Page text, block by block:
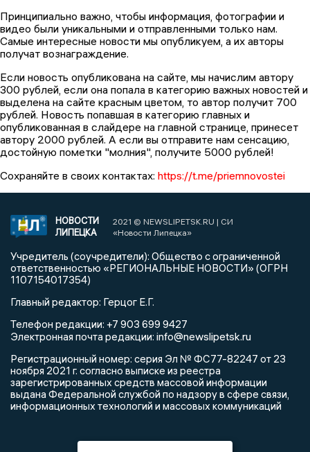
Принципиально️ важно,️ чтобы️ информация,️ фотографии️ и️
видео️ были️ уникальными️ и️ отправленными️ только️ нам.️
Самые️ интересные️ новости️ мы️ опубликуем,️ а️ их️ авторы️
получат️ вознаграждение.
️Если️ новость️ опубликована️ на️ сайте,️ мы️ начислим️ автору️
300️ рублей,️ если️ она️ попала в️ категорию️ важных️ новостей️ и️
выделена️ на️ сайте️ красным️ цветом,️ то️ автор️ получит️ 700
рублей.️ Новость️ попавшая️ в️ категорию️ главных️ и️
опубликованная️ в️ слайдере️ на️ главной️ странице,️ принесет️
автору️ 2000️ рублей.️ А️ если️ вы️ отправите️ нам️ сенсацию,️
достойную️ пометки️ "молния",️ получите️ 5000️ рублей!
Сохраняйте️ в️ своих️ контактах:️ https://t.me/priemnovostei
НОВОСТИ
ЛИПЕЦКА
2021 © NEWSLIPETSK.RU | СИ
«Новости Липецка»
Учредитель (соучредители): Общество с ограниченной
ответственностью «РЕГИОНАЛЬНЫЕ НОВОСТИ» (ОГРН
1107154017354)
Главный редактор: Герцог Е.Г.
Телефон редакции: +7 903 699 9427
Электронная почта редакции: info@newslipetsk.ru
Регистрационный номер: серия Эл № ФС77-82247 от 23
ноября 2021 г. согласно выписке из реестра
зарегистрированных средств массовой информации
выдана Федеральной службой по надзору в сфере связи,
информационных технологий и массовых коммуникаций